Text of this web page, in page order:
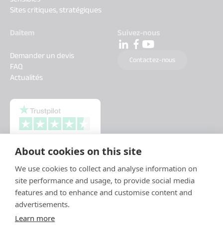
About cookies on this site
We use cookies to collect and analyse information on
site performance and usage, to provide social media
features and to enhance and customise content and
advertisements.
Learn more
Sites critiques, stratégiques
Daitem
Demander un devis
FAQ
Actualités
Suivez-nous
Contactez-nous